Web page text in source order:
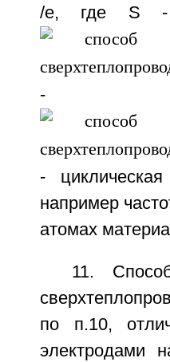
/e, где S -
-
-
например
атомах
11.
по п.10,
электродами